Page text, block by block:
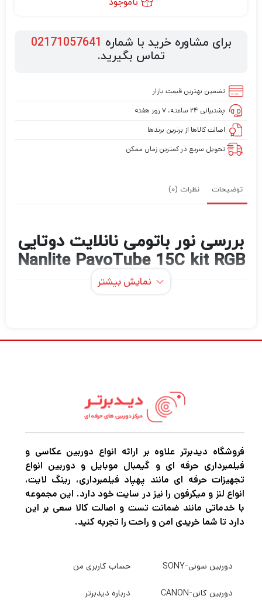
برای مشاوره خرید با شماره 02171057641
تماس بگیرید.
تضمین بهترین قیمت بازار
پشتیبانی ۲۴ ساعته، ۷ روز هفته
اصالت کالاها از برترین برندها
تحویل سریع در کمترین زمان ممکن
توضیحات نظرات (0)
بررسی نور باتومی نانلایت دوتایی
Nanlite PavoTube 15C kit RGB
، قایق ، یا هواپیما. این کیت شامل دو چراغ
PavoTube 15C 4 ‘LED با گیره های نصب کننده
آداپتور AC و یک کیف حمل می باشد. شما می
توانید چراغ ها را به همراه سیم همگام سازی
موجود وصل کنید
نمایش بیشتر
فروشگاه دیدبرتر علاوه بر ارائه انواع دوربین عکاسی و
فیلمبرداری حرفه ای و گیمبال موبایل و دوربین انواع
تجهیزات حرفه ای مانند پهپاد فیلمبرداری، رینگ لایت،
انواع لنز و میکرفون را نیز در سایت خود دارد. این مجموعه
با خدماتی مانند ضمانت تست و اصالت کالا سعی بر این
دارد تا شما خریدی امن و راحت را تجربه کنید.
دوربین سونی-SONY
دوربین کانن-CANON
حساب کاربری من
درباره دیدبرتر